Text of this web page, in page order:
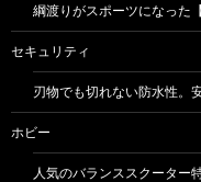
綱渡りがスポーツになった
セキュリティ
刃物でも切れない防水性。
ホビー
人気のバランススクーター